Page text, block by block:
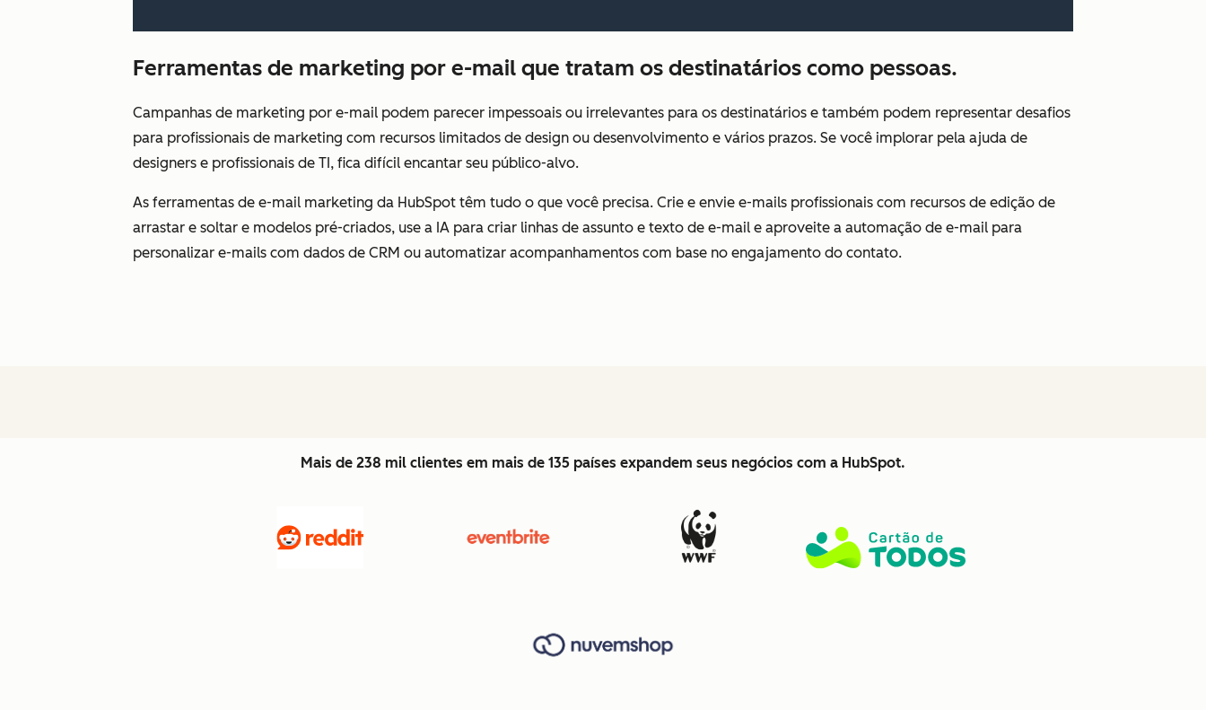
Ferramentas de marketing por e-mail que tratam os destinatários como pessoas.
Campanhas de marketing por e-mail podem parecer impessoais ou irrelevantes para os destinatários e também podem representar desafios
para profissionais de marketing com recursos limitados de design ou desenvolvimento e vários prazos. Se você implorar pela ajuda de
designers e profissionais de TI, fica difícil encantar seu público-alvo.
As ferramentas de e-mail marketing da HubSpot têm tudo o que você precisa. Crie e envie e-mails profissionais com recursos de edição de
arrastar e soltar e modelos pré-criados, use a IA para criar linhas de assunto e texto de e-mail e aproveite a automação de e-mail para
personalizar e-mails com dados de CRM ou automatizar acompanhamentos com base no engajamento do contato.
Mais de 238 mil clientes em mais de 135 países expandem seus negócios com a HubSpot.